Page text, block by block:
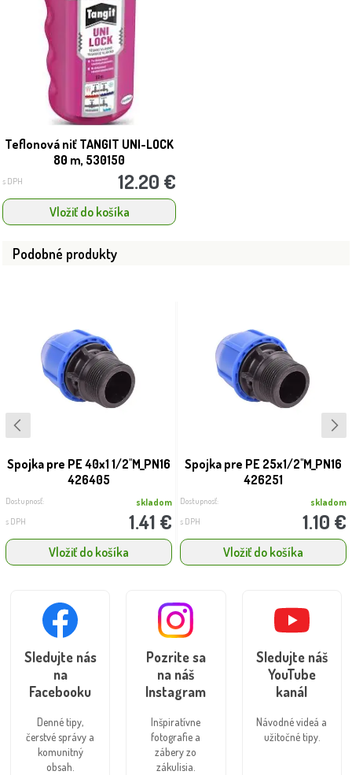
Teflonová niť TANGIT UNI-LOCK
80 m, 530150
s DPH 12.20 €
Vložiť do košíka
Podobné produkty
Spojka pre PE 40x1 1/2''M_PN16
426405
Dostupnosť: skladom
s DPH 1.41 €
Vložiť do košíka
Spojka pre PE 25x1/2''M_PN16
426251
Dostupnosť: skladom
s DPH 1.10 €
Vložiť do košíka
Sledujte nás
na
Facebooku
Denné tipy,
čerstvé správy a
komunitný
obsah.
Pozrite sa
na náš
Instagram
Inšpiratívne
fotografie a
zábery zo
zákulisia.
Sledujte náš
YouTube
kanál
Návodné videá a
užitočné tipy.